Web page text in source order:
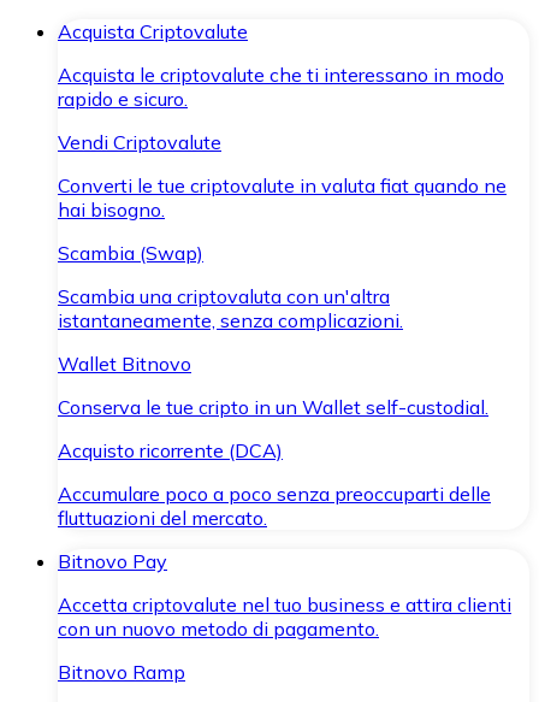
Acquista Criptovalute
Acquista le criptovalute che ti interessano in modo
rapido e sicuro.
Vendi Criptovalute
Converti le tue criptovalute in valuta fiat quando ne
hai bisogno.
Scambia (Swap)
Scambia una criptovaluta con un'altra
istantaneamente, senza complicazioni.
Wallet Bitnovo
Conserva le tue cripto in un Wallet self-custodial.
Acquisto ricorrente (DCA)
Accumulare poco a poco senza preoccuparti delle
fluttuazioni del mercato.
Bitnovo Pay
Accetta criptovalute nel tuo business e attira clienti
con un nuovo metodo di pagamento.
Bitnovo Ramp